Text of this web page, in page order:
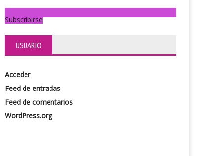
Subscribirse
USUARIO
Acceder
Feed de entradas
Feed de comentarios
WordPress.org